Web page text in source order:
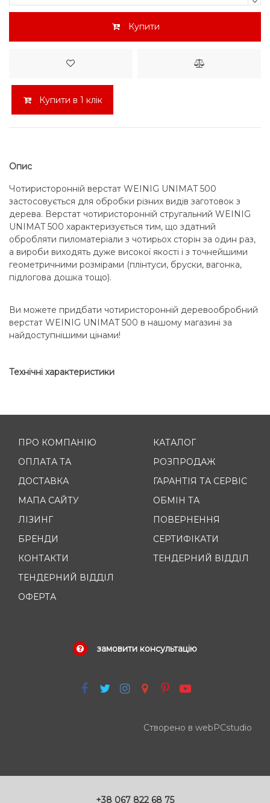
Купити
Купити в 1 клік
Опис
Чотиристоронній верстат WEINIG UNIMAT 500
застосовується для обробки різних видів заготовок з
дерева. Верстат чотиристоронній стругальний WEINIG
UNIMAT 500 характеризується тим, що здатний
обробляти пиломатеріали з чотирьох сторін за один раз,
а вироби виходять дуже високої якості і з точнейшими
геометричними розмірами (плінтуси, бруски, вагонка,
підлогова дошка тощо).
Ви можете придбати чотиристоронній деревообробний
верстат WEINIG UNIMAT 500 в нашому магазині за
найдоступнішими цінами!
Технічні характеристики
ПРО КОМПАНІЮ
ОПЛАТА ТА
ДОСТАВКА
МАПА САЙТУ
ЛІЗИНГ
БРЕНДИ
КОНТАКТИ
ТЕНДЕРНИЙ ВІДДІЛ
ОФЕРТА
КАТАЛОГ
РОЗПРОДАЖ
ГАРАНТІЯ ТА СЕРВІС
ОБМІН ТА
ПОВЕРНЕННЯ
СЕРТИФІКАТИ
ТЕНДЕРНИЙ ВІДДІЛ
замовити консультацію
Створено в webPCstudio
+38 067 822 68 75